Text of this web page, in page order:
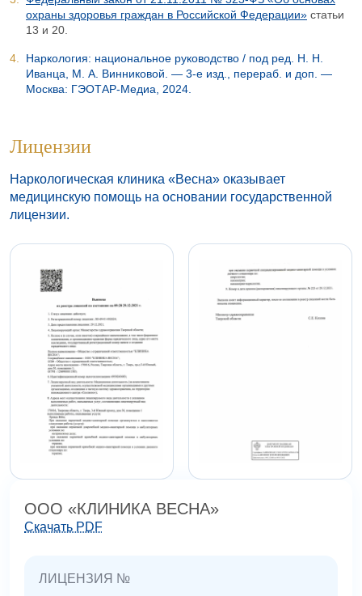
охраны здоровья граждан в Российской Федерации» статьи
13 и 20.
Наркология: национальное руководство / под ред. Н. Н.
Иванца, М. А. Винниковой. — 3-е изд., перераб. и доп. —
Москва: ГЭОТАР-Медиа, 2024.
Лицензии
Наркологическая клиника «Весна» оказывает
медицинскую помощь на основании государственной
лицензии.
ООО «КЛИНИКА ВЕСНА»
Скачать PDF
ЛИЦЕНЗИЯ №